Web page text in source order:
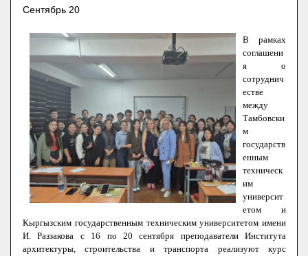
Сентябрь 20
В рамках
соглашени
я о
сотруднич
естве
между
Тамбовски
м
государств
енным
техническ
им
университ
етом и
Кыргызским государственным техническим университетом имени
И. Раззакова с 16 по 20 сентября преподаватели Института
архитектуры, строительства и транспорта реализуют курс